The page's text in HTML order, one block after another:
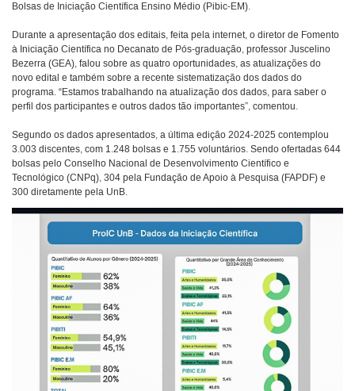
Bolsas de Iniciação Científica Ensino Médio (Pibic-EM).
Durante a apresentação dos editais, feita pela internet, o diretor de Fomento
à Iniciação Científica no Decanato de Pós-graduação, professor Juscelino
Bezerra (GEA), falou sobre as quatro oportunidades, as atualizações do
novo edital e também sobre a recente sistematização dos dados do
programa. “Estamos trabalhando na atualização dos dados, para saber o
perfil dos participantes e outros dados tão importantes”, comentou.
Segundo os dados apresentados, a última edição 2024-2025 contemplou
3.003 discentes, com 1.248 bolsas e 1.755 voluntários. Sendo ofertadas 644
bolsas pelo Conselho Nacional de Desenvolvimento Científico e
Tecnológico (CNPq), 304 pela Fundação de Apoio à Pesquisa (FAPDF) e
300 diretamente pela UnB.